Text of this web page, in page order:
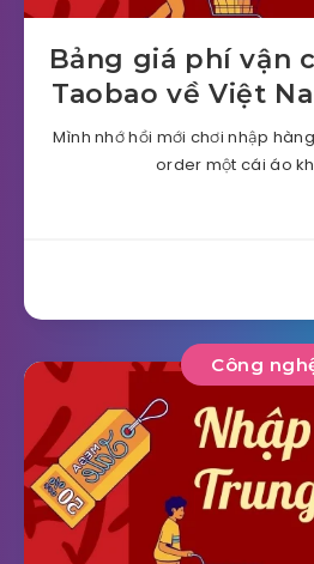
Bảng giá phí vận
Taobao về Việt
Mình nhớ hồi mới chơi nhập
order một cái áo
Công